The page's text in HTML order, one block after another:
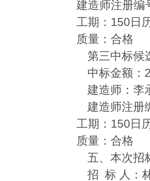
建造师注册编
工期：150日
质量：合格
第三中标候选
中标金额：
建造师：李
建造师注册
工期：150日
质量：合格
五、本次招
招 标 人：林